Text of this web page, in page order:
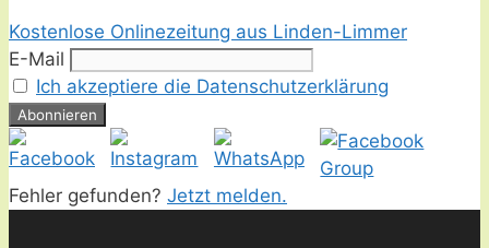
Kostenlose Onlinezeitung aus Linden-Limmer
E-Mail
Ich akzeptiere die Datenschutzerklärung
Fehler gefunden? Jetzt melden.